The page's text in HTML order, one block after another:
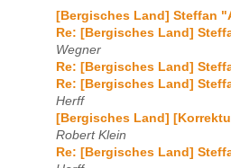
[Bergisches Land] Steffan
Re: [Bergisches Land]
Wegner
Re: [Bergisches Land]
Re: [Bergisches Land]
Herff
[Bergisches Land]
Robert Klein
Re: [Bergisches Land]